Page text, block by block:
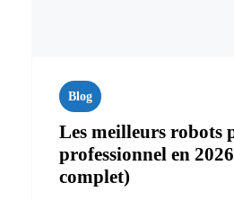
Blog
Les meilleurs robots
professionnel en
complet)